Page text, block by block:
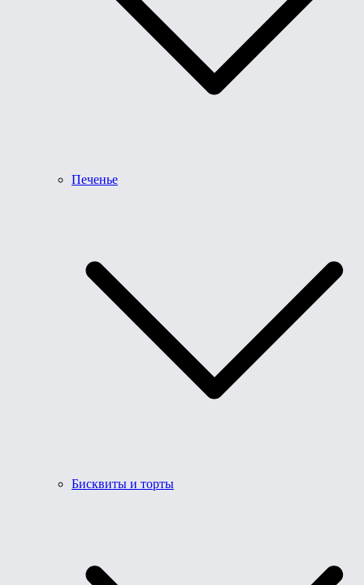
Печенье
Бисквиты и торты